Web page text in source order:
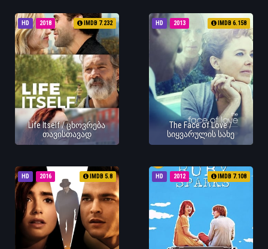
HD 2018 IMDB 7.232
Life Itself / ცხოვრება
თავისთავად
HD 2013 IMDB 6.158
The Face of Love /
სიყვარულის სახე
HD 2016 IMDB 5.8 HD 2012 IMDB 7.108